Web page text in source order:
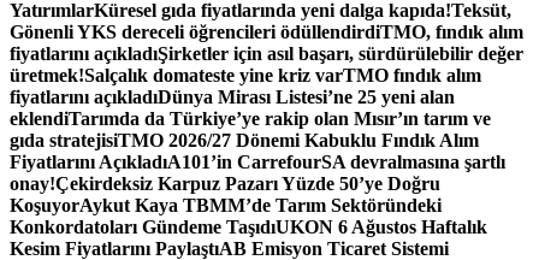
YatırımlarKüresel gıda fiyatlarında yeni dalga kapıda!Teksüt,
Gönenli YKS dereceli öğrencileri ödüllendirdiTMO, fındık alım
fiyatlarını açıkladıŞirketler için asıl başarı, sürdürülebilir değer
üretmek!Salçalık domateste yine kriz varTMO fındık alım
fiyatlarını açıkladıDünya Mirası Listesi’ne 25 yeni alan
eklendiTarımda da Türkiye’ye rakip olan Mısır’ın tarım ve
gıda stratejisiTMO 2026/27 Dönemi Kabuklu Fındık Alım
Fiyatlarını AçıkladıA101’in CarrefourSA devralmasına şartlı
onay!Çekirdeksiz Karpuz Pazarı Yüzde 50’ye Doğru
KoşuyorAykut Kaya TBMM’de Tarım Sektöründeki
Konkordatoları Gündeme TaşıdıUKON 6 Ağustos Haftalık
Kesim Fiyatlarını PaylaştıAB Emisyon Ticaret Sistemi